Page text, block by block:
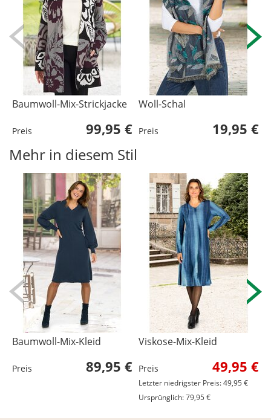
Baumwoll-Mix-Strickjacke
Preis 99,95 €
Woll-Schal
Preis 19,95 €
Mehr in diesem Stil
Baumwoll-Mix-Kleid
Preis 89,95 €
Viskose-Mix-Kleid
Preis 49,95 €
Letzter niedrigster Preis: 49,95 €
Ursprünglich: 79,95 €